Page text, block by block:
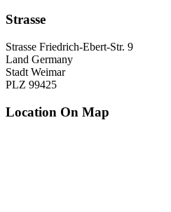
Strasse
Strasse Friedrich-Ebert-Str. 9
Land Germany
Stadt Weimar
PLZ 99425
Location On Map